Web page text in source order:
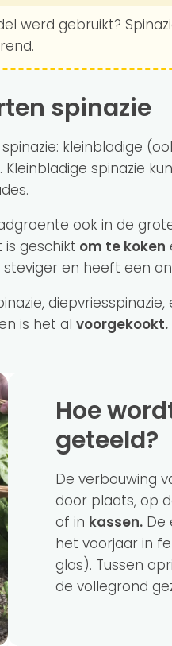
werd gebruikt?
spinazie
kleinbladige
spinazie
ook in de
is geschikt om te koken
en heeft een
is het al voorgekookt.
Hoe wordt spinazie
geteeld?
De verbouwing
door plaats, op
of in kassen. De
het voorjaar in
glas). Tussen
de vollegrond